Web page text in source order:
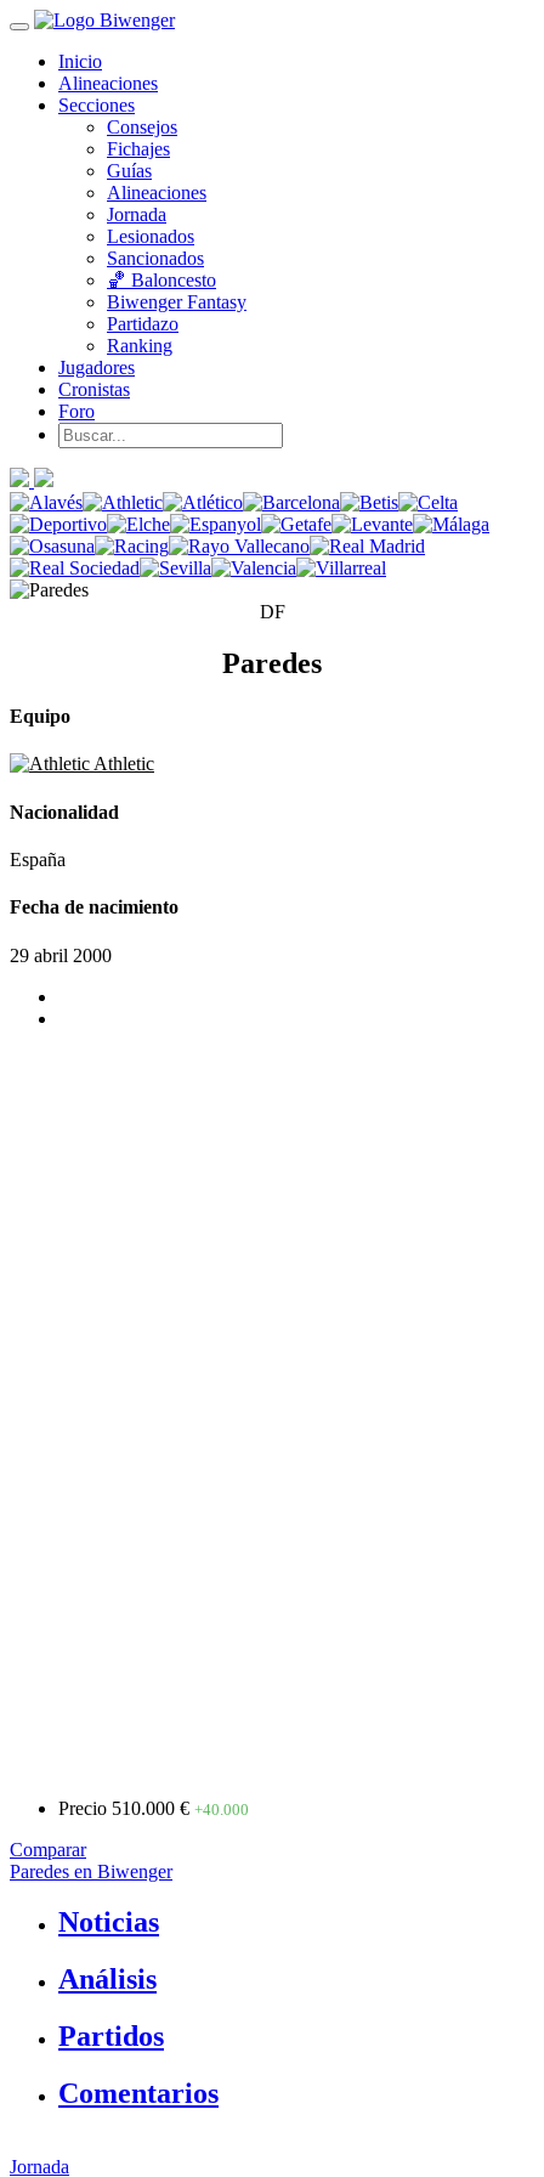
Inicio
Alineaciones
Secciones
Consejos
Fichajes
Guías
Alineaciones
Jornada
Lesionados
Sancionados
🏀 Baloncesto
Biwenger Fantasy
Partidazo
Ranking
Jugadores
Cronistas
Foro
DF
Paredes
Equipo
Athletic
Nacionalidad
España
Fecha de nacimiento
29 abril 2000
Precio 510.000 € +40.000
Comparar
Paredes en Biwenger
Noticias
Análisis
Partidos
Comentarios
Jornada